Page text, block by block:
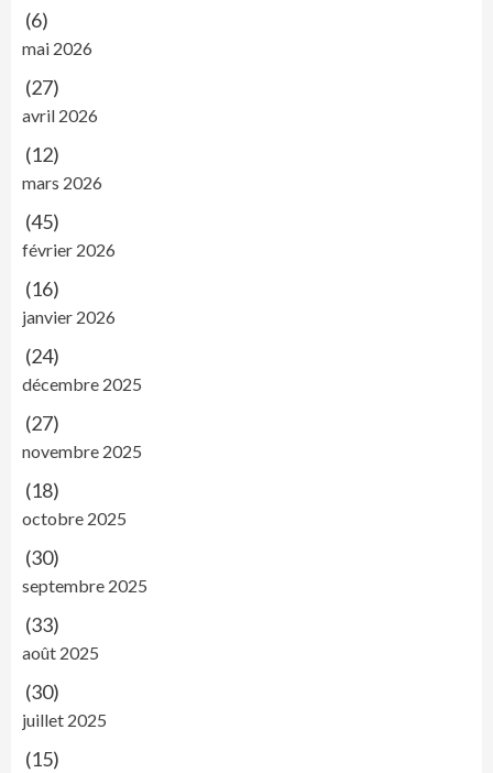
(6)
mai 2026
(27)
avril 2026
(12)
mars 2026
(45)
février 2026
(16)
janvier 2026
(24)
décembre 2025
(27)
novembre 2025
(18)
octobre 2025
(30)
septembre 2025
(33)
août 2025
(30)
juillet 2025
(15)